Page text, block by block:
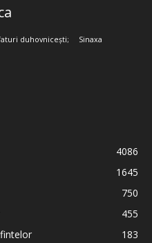
duhovnicești; Sinaxa
4086
1645
750
455
183